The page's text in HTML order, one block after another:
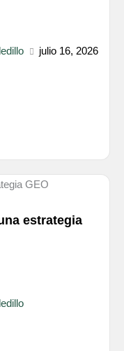
julio 16, 2026
estrategia